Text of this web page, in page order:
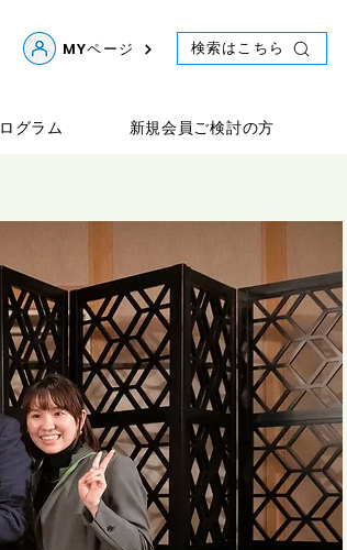
MYページ 検索はこちら
グラム 新規会員ご検討の方